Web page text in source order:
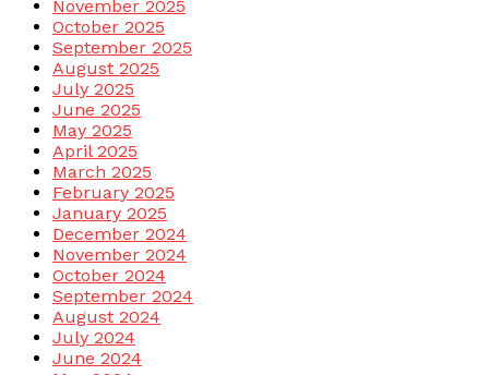
November 2025
October 2025
September 2025
August 2025
July 2025
June 2025
May 2025
April 2025
March 2025
February 2025
January 2025
December 2024
November 2024
October 2024
September 2024
August 2024
July 2024
June 2024